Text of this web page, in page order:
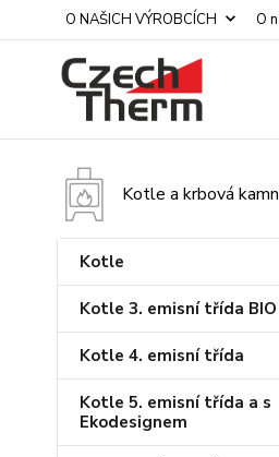
O NAŠICH VÝROBCÍCH O
Kotle a krbová
Kotle
Kotle 3. emisní třída BIO
Kotle 4. emisní třída
Kotle 5. emisní třída a s
Ekodesignem